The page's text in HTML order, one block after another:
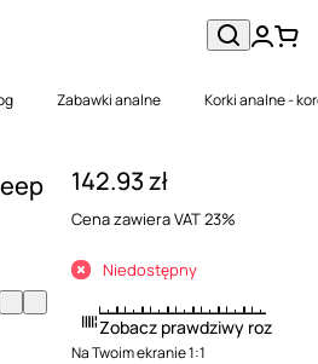
Zabawki analne Korki analne -
142.93 zł
Cena zawiera VAT 23%
Niedostępny
Zobacz prawdziwy rozmiar
Na Twoim ekranie 1:1